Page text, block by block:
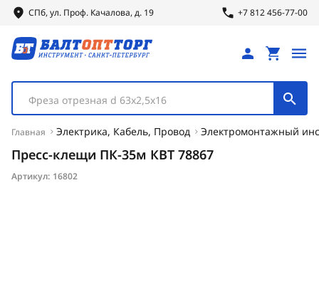
СПб, ул. Проф. Качалова, д. 19 +7 812 456-77-00
Фреза отрезная d 63х2,5х16
Главная Электрика, Кабель, Провод Электромонтажный
Пресс-клещи ПК-35м КВТ 78867
Артикул: 16802